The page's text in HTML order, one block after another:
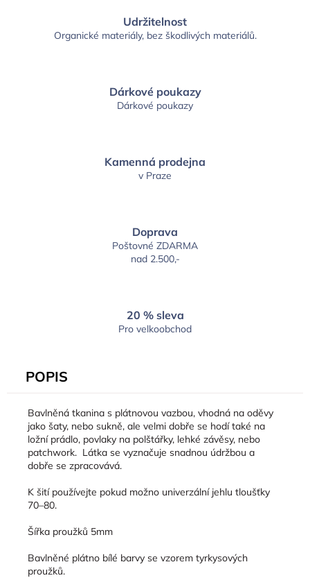
Udržitelnost
Organické materiály, bez škodlivých materiálů.
Dárkové poukazy
Dárkové poukazy
Kamenná prodejna
v Praze
Doprava
Poštovné ZDARMA
nad 2.500,-
20 % sleva
Pro velkoobchod
POPIS
Bavlněná tkanina s plátnovou vazbou, vhodná na oděvy
jako šaty, nebo sukně, ale velmi dobře se hodí také na
ložní prádlo, povlaky na polštářky, lehké závěsy, nebo
patchwork. Látka se vyznačuje snadnou údržbou a
dobře se zpracovává.
K šití používejte pokud možno univerzální jehlu tloušťky
70–80.
Šířka proužků 5mm
Bavlněné plátno bílé barvy se vzorem tyrkysových
proužků.